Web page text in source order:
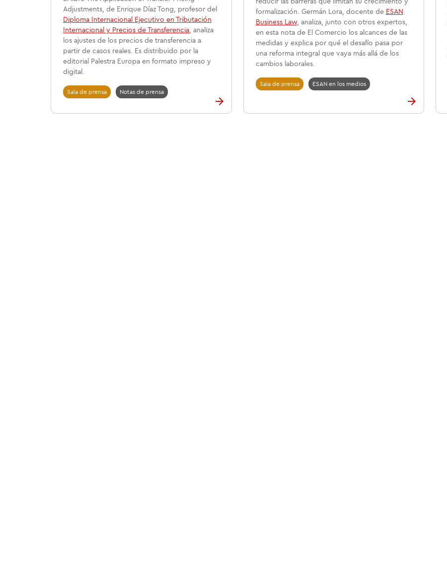
Adjustments, de Enrique Díaz Tong, profesor del
Diploma Internacional Ejecutivo en Tributación
Internacional y Precios de Transferencia, analiza
los ajustes de los precios de transferencia a
partir de casos reales. Es distribuido por la
editorial Palestra Europa en formato impreso y
digital.
Sala de prensa Notas de prensa
reducir las barreras que limitan su crecimiento y
formalización. Germán Lora, docente de ESAN
Business Law, analiza, junto con otros expertos,
en esta nota de El Comercio los alcances de las
medidas y explica por qué el desafío pasa por
una reforma integral que vaya más allá de los
cambios laborales.
Sala de prensa ESAN en los medios